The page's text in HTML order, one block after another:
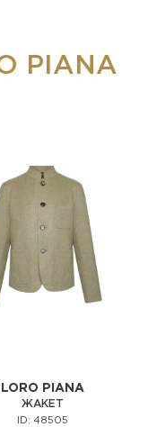
PIANA
LORO PIANA
ЖАКЕТ
ID: 48505